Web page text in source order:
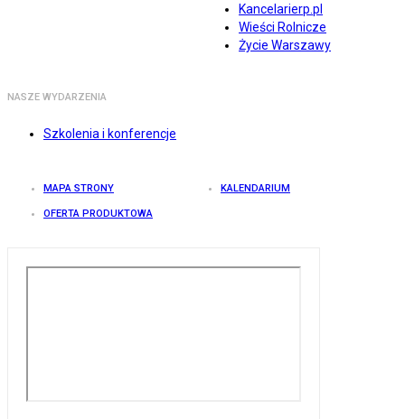
Kancelarierp.pl
Wieści Rolnicze
Życie Warszawy
NASZE WYDARZENIA
Szkolenia i konferencje
MAPA STRONY KALENDARIUM
OFERTA PRODUKTOWA